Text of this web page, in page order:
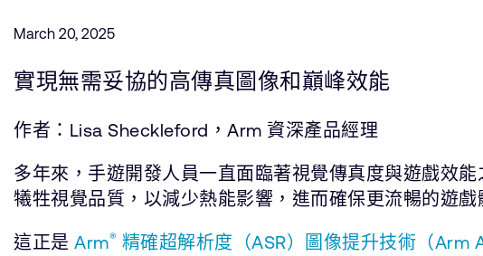
March 20, 2025
實現無需妥協的高傳真圖像和巔峰效能
作者：Lisa Sheckleford，Arm 資深產品經理
多年來，手遊開發人員一直面臨著視覺傳真度與遊戲效
犧牲視覺品質，以減少熱能影響，進而確保更流暢的遊
這正是 Arm® 精確超解析度（ASR）圖像提升技術（Arm